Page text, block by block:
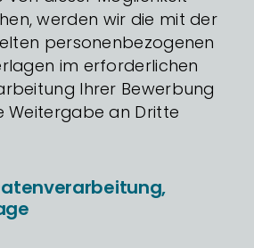
werden wir die mit der
personenbezogenen
im erforderlichen
Ihrer Bewerbung
Weitergabe an Dritte